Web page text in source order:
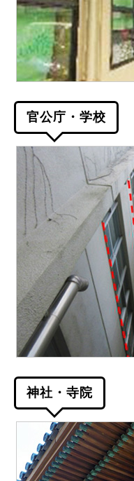
官公庁・学校
神社・寺院